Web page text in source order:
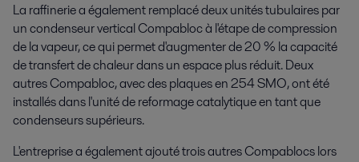
La raffinerie a également remplacé deux unités tubulaires par
un condenseur vertical Compabloc à l'étape de compression
de la vapeur, ce qui permet d'augmenter de 20 % la capacité
de transfert de chaleur dans un espace plus réduit. Deux
autres Compabloc, avec des plaques en 254 SMO, ont été
installés dans l'unité de reformage catalytique en tant que
condenseurs supérieurs.
L'entreprise a également ajouté trois autres Compablocs lors